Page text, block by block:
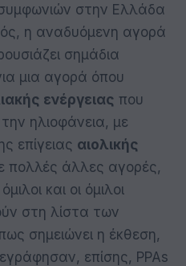
στην Ελλάδα
η αναδυόμενη αγορά
σημάδια
μια αγορά όπου
ενέργειας που
ηλιοφάνεια, με
επίγειας αιολικής
πολλές άλλες αγορές,
και οι όμιλοι
στη λίστα των
σημειώνει η έκθεση,
επίσης, PPAs